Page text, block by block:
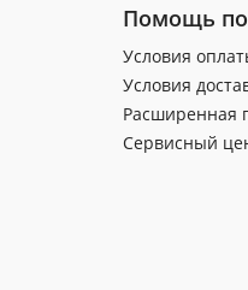
Помощь
Условия
Условия
Расширенная
Сервисный